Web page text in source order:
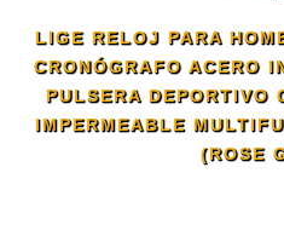
LIGE RELOJ PARA
CRONÓGRAFO ACERO
PULSERA DEPORTIVO
IMPERMEABLE
(ROSE